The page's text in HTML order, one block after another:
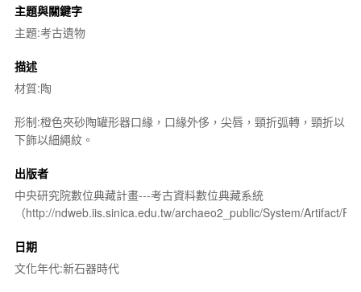
主題與關鍵字
主題:考古遺物
描述
材質:陶
形制:橙色夾砂陶罐形器口緣，口緣外侈，尖唇，頸折弧轉，頸折以
下飾以細繩紋。
出版者
中央研究院數位典藏計畫---考古資料數位典藏系統
（http://ndweb.iis.sinica.edu.tw/archaeo2_public/System/Artifact/
日期
文化年代:新石器時代